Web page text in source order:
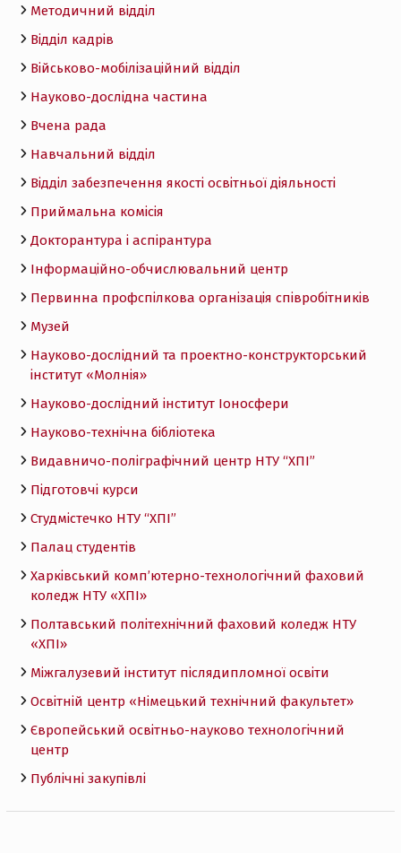
Методичний відділ
Відділ кадрів
Військово-мобілізаційний відділ
Науково-дослідна частина
Вчена рада
Навчальний відділ
Відділ забезпечення якості освітньої діяльності
Приймальна комісія
Докторантура і аспірантура
Інформаційно-обчислювальний центр
Первинна профспілкова організація співробітників
Музей
Науково-дослідний та проектно-конструкторський
інститут «Молнія»
Науково-дослідний інститут Іоносфери
Науково-технічна бібліотека
Видавничо-поліграфічний центр НТУ “ХПІ”
Підготовчі курси
Студмістечко НТУ “ХПІ”
Палац студентів
Харківський комп’ютерно-технологічний фаховий
коледж НТУ «ХПI»
Полтавський політехнічний фаховий коледж НТУ
«ХПI»
Міжгалузевий інститут післядипломної освіти
Освітній центр «Німецький технічний факультет»
Європейський освітньо-науково технологічний
центр
Публічні закупівлі